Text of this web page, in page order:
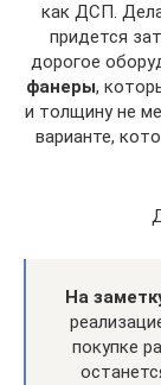
как ДСП.
придется
дорогое
фанеры,
и толщину не
варианте,
На
покупке